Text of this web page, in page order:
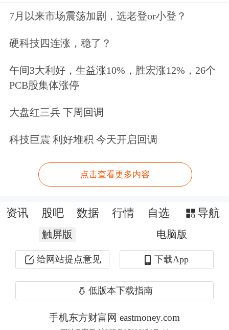
有色板块集体走强， 北方铜业
盛达资
7月以来市场震荡加剧，选老登or小登？
硬科技四连涨，稳了？
午间3大利好，生益涨10%，胜宏涨12%，26个
PCB股集体涨停
大盘红三兵 下周回调
科技巨震 利好堆积 今天开启回调
点击查看更多内容
资讯 股吧 数据 行情 自选 导航
触屏版 电脑版
给网站提点意见 下载App
低版本下载指南
手机东方财富网 eastmoney.com